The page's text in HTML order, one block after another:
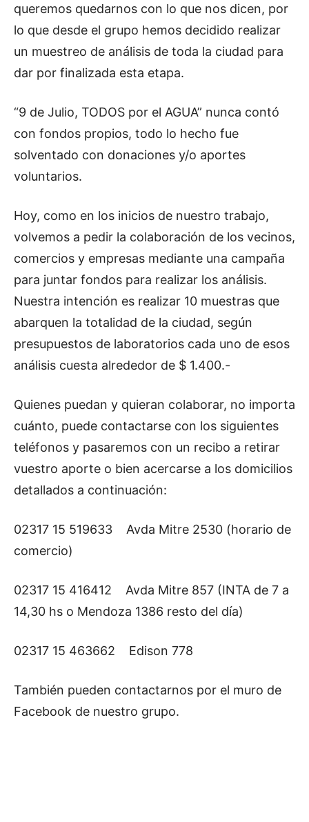
queremos quedarnos con lo que nos dicen, por
lo que desde el grupo hemos decidido realizar
un muestreo de análisis de toda la ciudad para
dar por finalizada esta etapa.
“9 de Julio, TODOS por el AGUA” nunca contó
con fondos propios, todo lo hecho fue
solventado con donaciones y/o aportes
voluntarios.
Hoy, como en los inicios de nuestro trabajo,
volvemos a pedir la colaboración de los vecinos,
comercios y empresas mediante una campaña
para juntar fondos para realizar los análisis.
Nuestra intención es realizar 10 muestras que
abarquen la totalidad de la ciudad, según
presupuestos de laboratorios cada uno de esos
análisis cuesta alrededor de $ 1.400.-
Quienes puedan y quieran colaborar, no importa
cuánto, puede contactarse con los siguientes
teléfonos y pasaremos con un recibo a retirar
vuestro aporte o bien acercarse a los domicilios
detallados a continuación:
02317 15 519633 Avda Mitre 2530 (horario de
comercio)
02317 15 416412 Avda Mitre 857 (INTA de 7 a
14,30 hs o Mendoza 1386 resto del día)
02317 15 463662 Edison 778
También pueden contactarnos por el muro de
Facebook de nuestro grupo.